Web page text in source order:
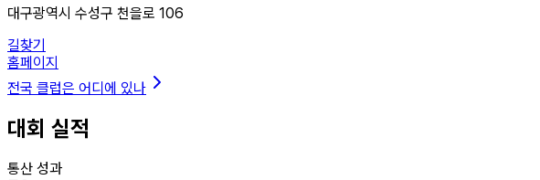
대구광역시 수성구 천을로 106
길찾기
홈페이지
전국 클럽은 어디에 있나
대회 실적
통산 성과